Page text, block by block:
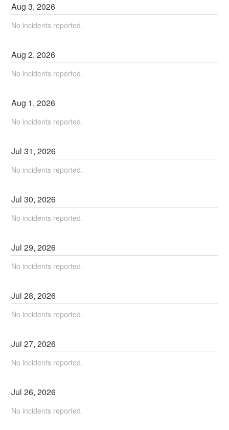
Aug3,2026
No incidents reported.
Aug2,2026
No incidents reported.
Aug 1,2026
No incidents reported.
Jul31,2026
No incidents reported.
Jul30,2026
No incidents reported.
Jul29,2026
No incidents reported.
Jul28,2026
No incidents reported.
Jul27,2026
No incidents reported.
Jul26,2026
No incidents reported.